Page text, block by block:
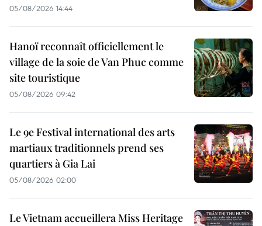
05/08/2026 14:44
Hanoï reconnaît officiellement le
village de la soie de Van Phuc comme
site touristique
05/08/2026 09:42
Le 9e Festival international des arts
martiaux traditionnels prend ses
quartiers à Gia Lai
05/08/2026 02:00
Le Vietnam accueillera Miss Heritage